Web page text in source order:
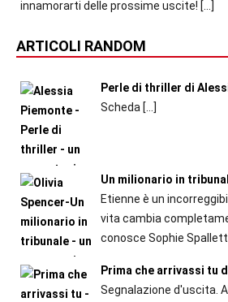
innamorarti delle prossime uscite! […]
ARTICOLI RANDOM
Perle di thriller di
Scheda […]
Un milionario in
Etienne è un
vita cambia
conosce Sophie
Prima che arrivassi tu
Segnalazione d'uscita.